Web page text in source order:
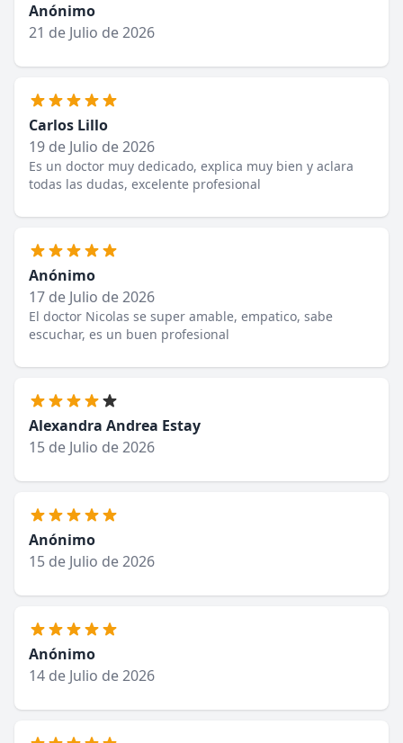
Anónimo
21 de Julio de 2026
Carlos Lillo
19 de Julio de 2026
Es un doctor muy dedicado, explica muy bien y aclara
todas las dudas, excelente profesional
Anónimo
17 de Julio de 2026
El doctor Nicolas se super amable, empatico, sabe
escuchar, es un buen profesional
Alexandra Andrea Estay
15 de Julio de 2026
Anónimo
15 de Julio de 2026
Anónimo
14 de Julio de 2026